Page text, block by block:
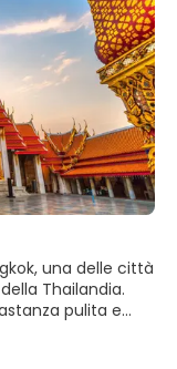
una delle città
Thailandia.
pulita e
delizioso e